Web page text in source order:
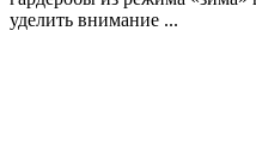
уделить внимание ...